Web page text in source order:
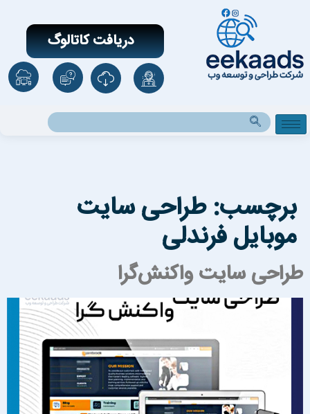
دریافت کاتالوگ
برچسب:طراحی سایت
موبایل فرندلی
طراحی سایت واکنش‌گرا